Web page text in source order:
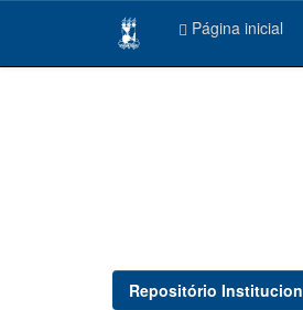
Página inicial
Repositório